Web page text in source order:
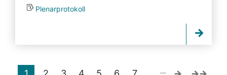
Plenarprotokoll
…